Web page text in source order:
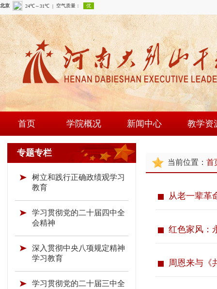
首页 学院概况
学院简介
现任领导
组织机构
新闻中心
通知公告
教学资
师资队
教研成
专题专栏
树立和践行正确政绩观学习
教育
学习贯彻党的二十届四中全
会精神
深入贯彻中央八项规定精神
学习教育
学习贯彻党的二十届三中全
当前位置： 首
从老一辈革
红色家风：
周恩来与《